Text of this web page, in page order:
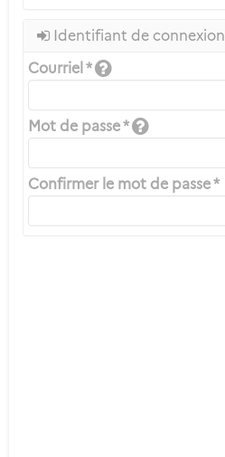
Identifiant de connexion
Courriel *
Mot de passe *
Confirmer le mot de passe *